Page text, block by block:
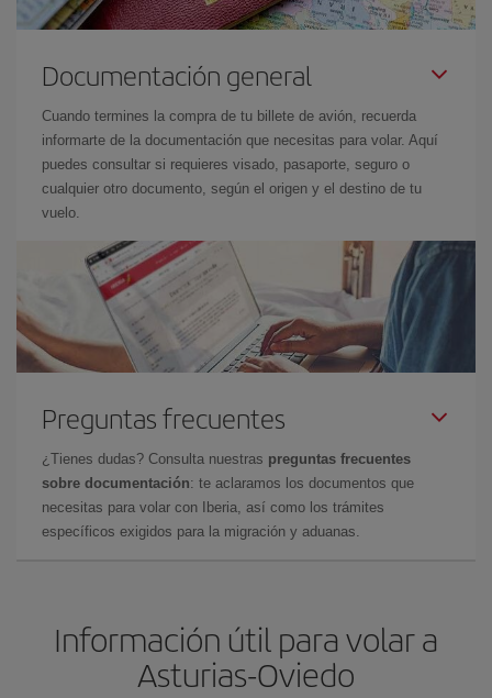
Documentación general
Cuando termines la compra de tu billete de avión, recuerda
informarte de la documentación que necesitas para volar. Aquí
puedes consultar si requieres visado, pasaporte, seguro o
cualquier otro documento, según el origen y el destino de tu
vuelo.
Preguntas frecuentes
¿Tienes dudas? Consulta nuestras preguntas frecuentes
sobre documentación: te aclaramos los documentos que
necesitas para volar con Iberia, así como los trámites
específicos exigidos para la migración y aduanas.
Información útil para volar a
Asturias-Oviedo